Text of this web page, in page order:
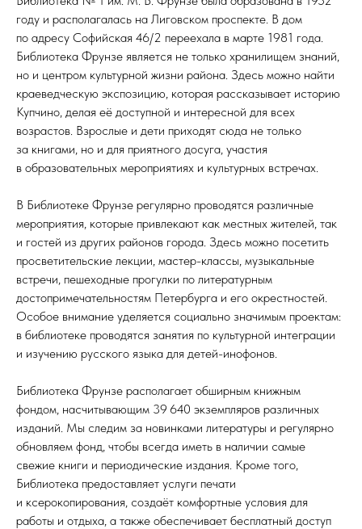
году и располагалась на Лиговском проспекте. В дом
по адресу Софийская 46/2 переехала в марте 1981 года.
Библиотека Фрунзе является не только хранилищем знаний,
но и центром культурной жизни района. Здесь можно найти
краеведческую экспозицию, которая рассказывает историю
Купчино, делая её доступной и интересной для всех
возрастов. Взрослые и дети приходят сюда не только
за книгами, но и для приятного досуга, участия
в образовательных мероприятиях и культурных встречах.
В Библиотеке Фрунзе регулярно проводятся различные
мероприятия, которые привлекают как местных жителей, так
и гостей из других районов города. Здесь можно посетить
просветительские лекции, мастер-классы, музыкальные
встречи, пешеходные прогулки по литературным
достопримечательностям Петербурга и его окрестностей.
Особое внимание уделяется социально значимым проектам:
в библиотеке проводятся занятия по культурной интеграции
и изучению русского языка для детей-инофонов.
Библиотека Фрунзе располагает обширным книжным
фондом, насчитывающим 39 640 экземпляров различных
изданий. Мы следим за новинками литературы и регулярно
обновляем фонд, чтобы всегда иметь в наличии самые
свежие книги и периодические издания. Кроме того,
Библиотека предоставляет услуги печати
и ксерокопирования, создаёт комфортные условия для
работы и отдыха, а также обеспечивает бесплатный доступ